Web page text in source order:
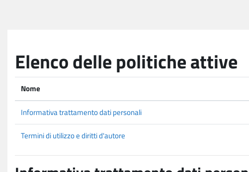
Elenco delle politiche attive
Nome
Informativa trattamento dati personali
Termini di utilizzo e diritti d'autore